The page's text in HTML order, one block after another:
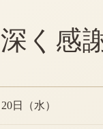
く感
日（水）